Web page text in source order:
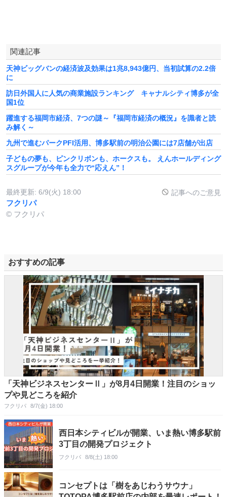
関連記事
天神ビッグバンの経済波及効果は1兆8,943億円、当初試算の2.2倍
に
訪日外国人に人気の商業施設ランキング キャナルシティ博多が全
国1位
躍進する福岡市経済、7つの謎～『福岡市経済の概況』を識者と読
み解く～
九州で進むパークPFI活用、博多駅前の明治公園には7店舗が出店
子どもの夢も、ピンクリボンも、ホークスも。 えんホールディング
スグループが今年も全力で“応えん”！
最終更新: 6/9(火) 18:00 記事へのご意見
フクリパ
© フクリパ
おすすめの記事
「天神ビジネスセンターⅡ」が8月4日開業！注目のショッ
プや見どころを紹介
フクリパ 8/7(金) 18:00
西日本シティビルが開業、いま熱い博多駅前
3丁目の開発プロジェクト
フクリパ 8/8(土) 18:00
コンセプトは「樹をあじわうサウナ」